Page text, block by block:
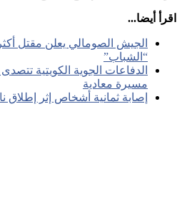
أيضا...
“الشباب”
الدفاعات الجوية الكويتية تتصدى
مسيرة معادية
إصابة ثمانية أشخاص إثر إطلاق نار في